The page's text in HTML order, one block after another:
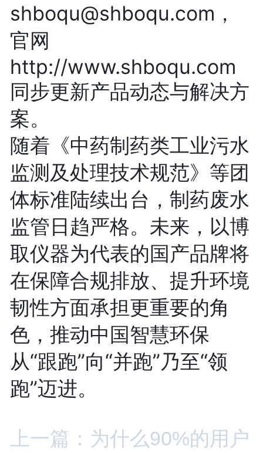
shboqu@shboqu.com，
官网
http://www.shboqu.com
同步更新产品动态与解决方
案。
随着《中药制药类工业污水
监测及处理技术规范》等团
体标准陆续出台，制药废水
监管日趋严格。未来，以博
取仪器为代表的国产品牌将
在保障合规排放、提升环境
韧性方面承担更重要的角
色，推动中国智慧环保
从“跟跑”向“并跑”乃至“领
跑”迈进。
上一篇：为什么90%的用户